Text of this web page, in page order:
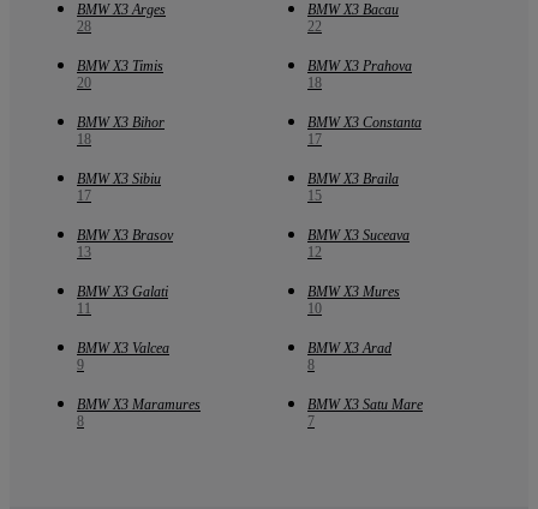
BMW X3 Arges
28
BMW X3 Bacau
22
BMW X3 Timis
20
BMW X3 Prahova
18
BMW X3 Bihor
18
BMW X3 Constanta
17
BMW X3 Sibiu
17
BMW X3 Braila
15
BMW X3 Brasov
13
BMW X3 Suceava
12
BMW X3 Galati
11
BMW X3 Mures
10
BMW X3 Valcea
9
BMW X3 Arad
8
BMW X3 Maramures
8
BMW X3 Satu Mare
7